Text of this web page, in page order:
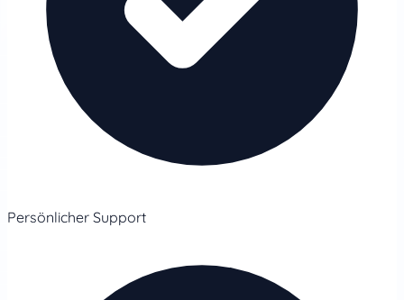
Persönlicher Support